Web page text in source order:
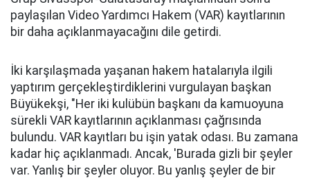
paylaşılan Video Yardımcı Hakem (VAR) kayıtlarının
bir daha açıklanmayacağını dile getirdi.
İki karşılaşmada yaşanan hakem hatalarıyla ilgili
yaptırım gerçekleştirdiklerini vurgulayan başkan
Büyükekşi, "Her iki kulübün başkanı da kamuoyuna
sürekli VAR kayıtlarının açıklanması çağrısında
bulundu. VAR kayıtları bu işin yatak odası. Bu zamana
kadar hiç açıklanmadı. Ancak, 'Burada gizli bir şeyler
var. Yanlış bir şeyler oluyor. Bu yanlış şeyler de bir